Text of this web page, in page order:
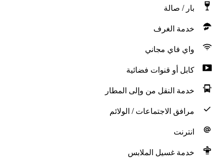
بار / صالة
خدمة الغرف
واي فاي مجاني
كابل أو قنوات فضائية
خدمة النقل من وإلى المطار
مرافق الاجتماعات / الولائم
انترنت
خدمة غسيل الملابس